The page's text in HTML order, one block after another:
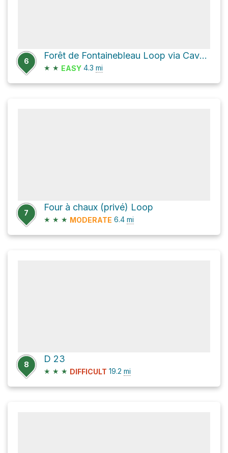
6
Forêt de Fontainebleau Loop via Cavalière des Brigands and Allée des Vaches
★ ★ EASY 4.3 mi
7
Four à chaux (privé) Loop
★ ★ ★ MODERATE 6.4 mi
8
D 23
★ ★ ★ DIFFICULT 19.2 mi